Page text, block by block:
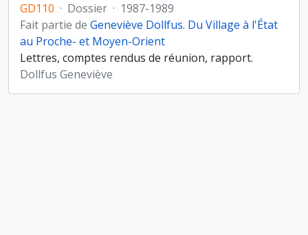
GD110 · Dossier · 1987-1989
Fait partie de Geneviève Dollfus. Du Village à l'État
au Proche- et Moyen-Orient
Lettres, comptes rendus de réunion, rapport.
Dollfus Geneviève